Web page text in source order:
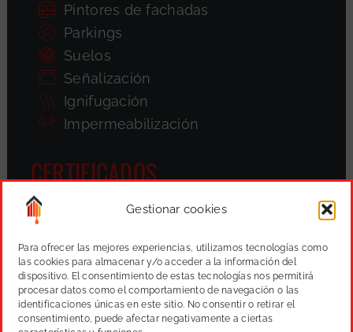
Gestionar cookies
Para ofrecer las mejores experiencias, utilizamos tecnologías como
las cookies para almacenar y/o acceder a la información del
dispositivo. El consentimiento de estas tecnologías nos permitirá
procesar datos como el comportamiento de navegación o las
identificaciones únicas en este sitio. No consentir o retirar el
consentimiento, puede afectar negativamente a ciertas
Pintores de fachadas
Parkings
Suelos
Señalización
Ignifugación
Impermeabilización
CERTIFICADOS